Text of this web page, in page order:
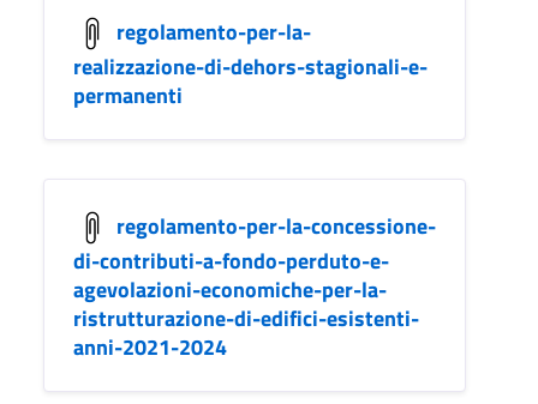
regolamento-per-la-
realizzazione-di-dehors-stagionali-e-
permanenti
regolamento-per-la-concessione-
di-contributi-a-fondo-perduto-e-
agevolazioni-economiche-per-la-
ristrutturazione-di-edifici-esistenti-
anni-2021-2024